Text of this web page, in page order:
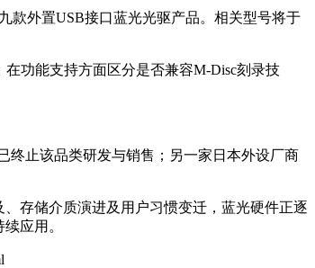
款外置USB接口蓝光光驱产品。相关型号将于
功能支持方面区分是否兼容M-Disc刻录技
终止该品类研发与销售；另一家日本外设厂商
存储介质演进及用户习惯变迁，蓝光硬件正逐
应用。